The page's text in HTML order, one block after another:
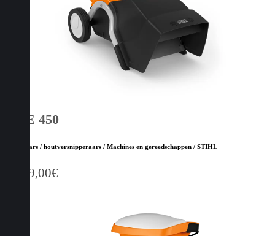
GHE 450
Hakselaars / houtversnipperaars / Machines en gereedschappen / STIHL
1.599,00€